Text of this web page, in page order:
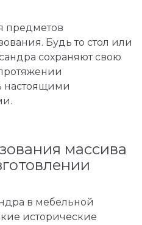
предметов
Будь то стол или
сохраняют свою
настоящими
массива
в мебельной
исторические